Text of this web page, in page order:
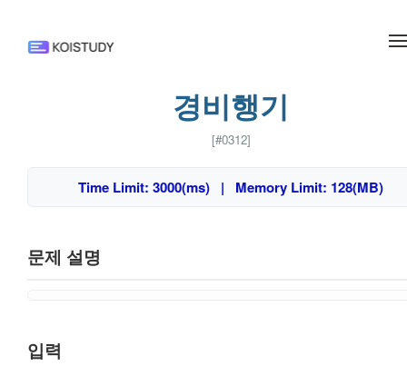
경비행기
[#0312]
Time Limit: 3000(ms) | Memory Limit: 128(MB)
문제 설명
입력